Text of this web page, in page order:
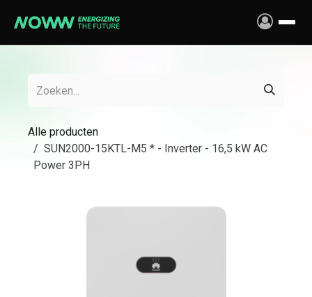
Alle producten
SUN2000-15KTL-M5 * - Inverter - 16,5 kW AC
Power 3PH